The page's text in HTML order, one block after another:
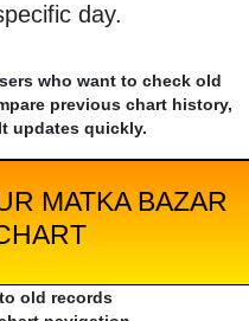
day.
who want to check old
previous chart history,
updates quickly.
MATKA BAZAR
old records